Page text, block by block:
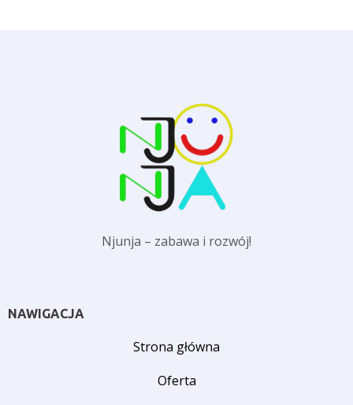
Njunja – zabawa i rozwój!
NAWIGACJA
Strona główna
Oferta